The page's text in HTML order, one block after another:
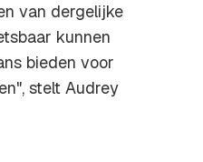
van dergelijke
kunnen
bieden voor
stelt Audrey